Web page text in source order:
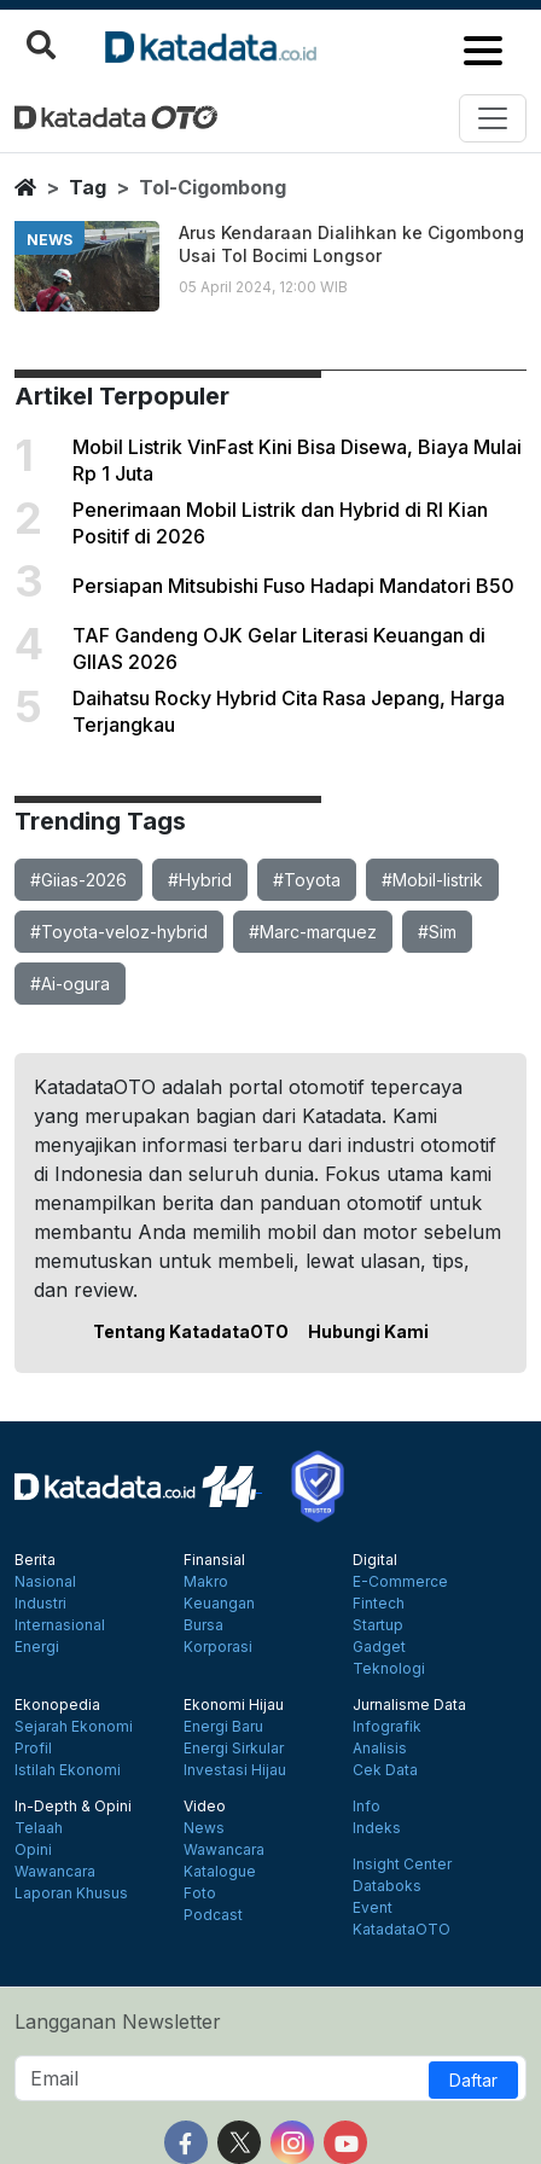
Tol Cigombong
Berita Terbaru
HomeTag Tol-Cigombong
NEWS
Arus Kendaraan Dialihkan ke Cigombong
Usai Tol Bocimi Longsor
05 April 2024, 12:00 WIB
Artikel Terpopuler
1
Mobil Listrik VinFast Kini Bisa Disewa, Biaya Mulai
Rp 1 Juta
2
Penerimaan Mobil Listrik dan Hybrid di RI Kian
Positif di 2026
3 Persiapan Mitsubishi Fuso Hadapi Mandatori B50
4
TAF Gandeng OJK Gelar Literasi Keuangan di
GIIAS 2026
5
Daihatsu Rocky Hybrid Cita Rasa Jepang, Harga
Terjangkau
Trending Tags
#Giias-2026 #Hybrid #Toyota #Mobil-listrik
#Toyota-veloz-hybrid #Marc-marquez #Sim
#Ai-ogura
KatadataOTO adalah portal otomotif tepercaya
yang merupakan bagian dari Katadata. Kami
menyajikan informasi terbaru dari industri otomotif
di Indonesia dan seluruh dunia. Fokus utama kami
menampilkan berita dan panduan otomotif untuk
membantu Anda memilih mobil dan motor sebelum
memutuskan untuk membeli, lewat ulasan, tips,
dan review.
Tentang KatadataOTO Hubungi Kami
Berita
Nasional
Industri
Internasional
Energi
Finansial
Makro
Keuangan
Bursa
Korporasi
Digital
E-Commerce
Fintech
Startup
Gadget
Teknologi
Ekonopedia
Sejarah Ekonomi
Profil
Istilah Ekonomi
Ekonomi Hijau
Energi Baru
Energi Sirkular
Investasi Hijau
Jurnalisme Data
Infografik
Analisis
Cek Data
In-Depth & Opini
Telaah
Opini
Wawancara
Laporan Khusus
Video
News
Wawancara
Katalogue
Foto
Podcast
Info
Indeks
Insight Center
Databoks
Event
KatadataOTO
Langganan Newsletter
Daftar
Follow us on Facebook
Follow us on X
Follow us on Instagram
Follow us on